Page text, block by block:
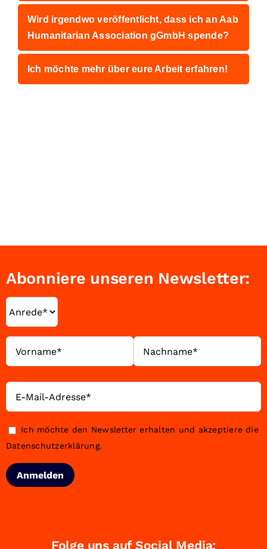
Wird irgendwo veröffentlicht, dass ich an Aab
Humanitarian Association gGmbH spende?
Ich möchte mehr über eure Arbeit erfahren!
Abonniere unseren Newsletter:
Ich möchte den Newsletter erhalten und akzeptiere die
Datenschutzerklärung.
Folge uns auf Social Media: